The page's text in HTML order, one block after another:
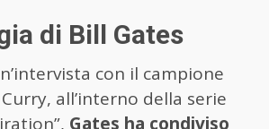
di Bill Gates
con il campione
all’interno della serie
Gates ha condiviso